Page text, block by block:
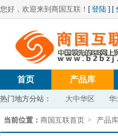
您好，欢迎来到商国互联！ [登陆 ] [
首页 产品库
热门地方分站： 大中华区 华
当前位置： 商国互联首页 > 产品库